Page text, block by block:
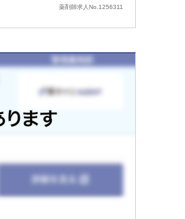
薬剤師求人No.1256311